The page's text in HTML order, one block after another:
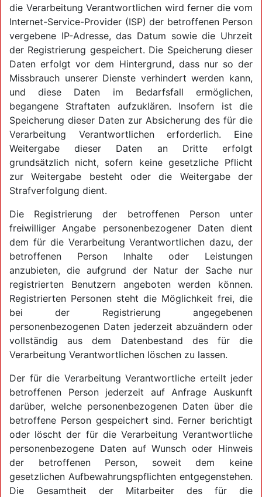
die Verarbeitung Verantwortlichen wird ferner die vom
Internet-Service-Provider (ISP) der betroffenen Person
vergebene IP-Adresse, das Datum sowie die Uhrzeit
der Registrierung gespeichert. Die Speicherung dieser
Daten erfolgt vor dem Hintergrund, dass nur so der
Missbrauch unserer Dienste verhindert werden kann,
und diese Daten im Bedarfsfall ermöglichen,
begangene Straftaten aufzuklären. Insofern ist die
Speicherung dieser Daten zur Absicherung des für die
Verarbeitung Verantwortlichen erforderlich. Eine
Weitergabe dieser Daten an Dritte erfolgt
grundsätzlich nicht, sofern keine gesetzliche Pflicht
zur Weitergabe besteht oder die Weitergabe der
Strafverfolgung dient.
Die Registrierung der betroffenen Person unter
freiwilliger Angabe personenbezogener Daten dient
dem für die Verarbeitung Verantwortlichen dazu, der
betroffenen Person Inhalte oder Leistungen
anzubieten, die aufgrund der Natur der Sache nur
registrierten Benutzern angeboten werden können.
Registrierten Personen steht die Möglichkeit frei, die
bei der Registrierung angegebenen
personenbezogenen Daten jederzeit abzuändern oder
vollständig aus dem Datenbestand des für die
Verarbeitung Verantwortlichen löschen zu lassen.
Der für die Verarbeitung Verantwortliche erteilt jeder
betroffenen Person jederzeit auf Anfrage Auskunft
darüber, welche personenbezogenen Daten über die
betroffene Person gespeichert sind. Ferner berichtigt
oder löscht der für die Verarbeitung Verantwortliche
personenbezogene Daten auf Wunsch oder Hinweis
der betroffenen Person, soweit dem keine
gesetzlichen Aufbewahrungspflichten entgegenstehen.
Die Gesamtheit der Mitarbeiter des für die